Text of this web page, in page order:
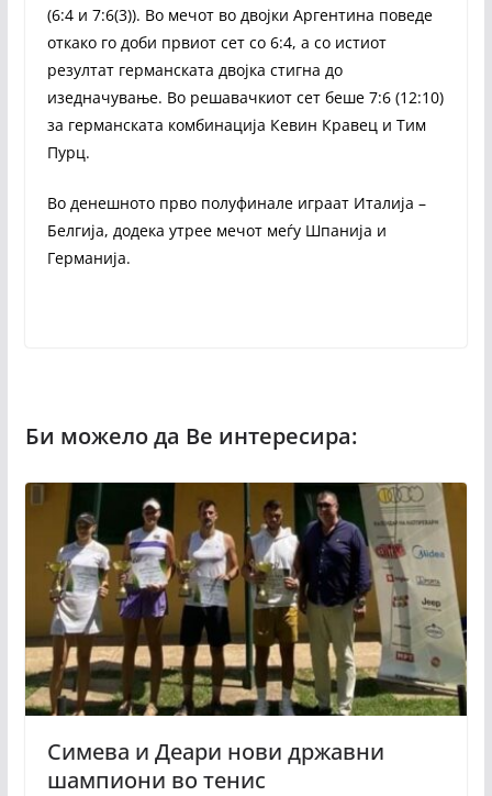
(6:4 и 7:6(3)). Во мечот во двојки Аргентина поведе
откако го доби првиот сет со 6:4, а со истиот
резултат германската двојка стигна до
изедначување. Во решавачкиот сет беше 7:6 (12:10)
за германската комбинација Кевин Кравец и Тим
Пурц.
Во денешното прво полуфинале играат Италија –
Белгија, додека утрее мечот меѓу Шпанија и
Германија.
Симева и Деари нови државни
шампиони во тенис